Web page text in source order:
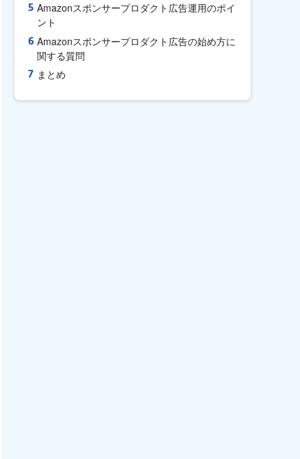
Amazonスポンサープロダクト広告運用のポイ
ント
Amazonスポンサープロダクト広告の始め方に
関する質問
まとめ